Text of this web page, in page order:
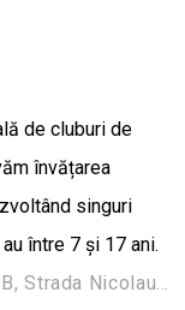
de cluburi de
învățarea
singuri
între 7 și 17 ani.
Centru de Afaceri, IQUEST Sibiu, corp B, Strada Nicolaus Olahus nr 5, Sibiu, Romania, 550370